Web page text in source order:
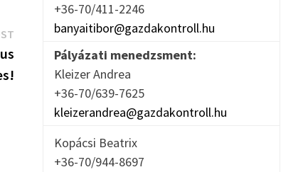
Next
post:
+36-70/411-2246
banyaitibor@gazdakontroll.hu
Pályázati menedzsment:
Kleizer Andrea
+36-70/639-7625
kleizerandrea@gazdakontroll.hu
Kopácsi Beatrix
+36-70/944-8697